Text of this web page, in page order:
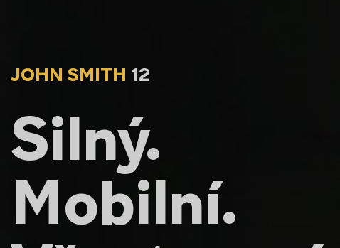
JOHN SMITH 12
Silný.
Mobilní.